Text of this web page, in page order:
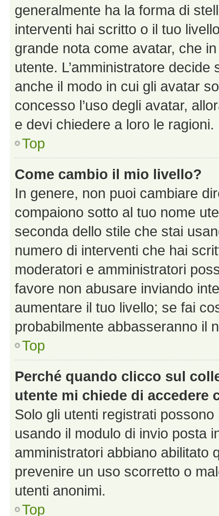
generalmente ha la forma di
interventi hai scritto o il tuo
grande nota come avatar, che
utente. L’amministratore
anche il modo in cui gli avatar
concesso l’uso degli avatar,
e devi chiedere a loro le ragioni.
Top
Come cambio il mio livello?
In genere, non puoi cambiare
compaiono sotto al tuo nome
seconda dello stile che stai
numero di interventi che hai
moderatori e amministratori
favore non abusare inviando
aumentare il tuo livello; se fai
probabilmente abbasseranno il
Top
Perché quando clicco sul
utente mi chiede di accedere
Solo gli utenti registrati
usando il modulo di invio posta
amministratori abbiano abilitato
prevenire un uso scorretto o
utenti anonimi.
Top